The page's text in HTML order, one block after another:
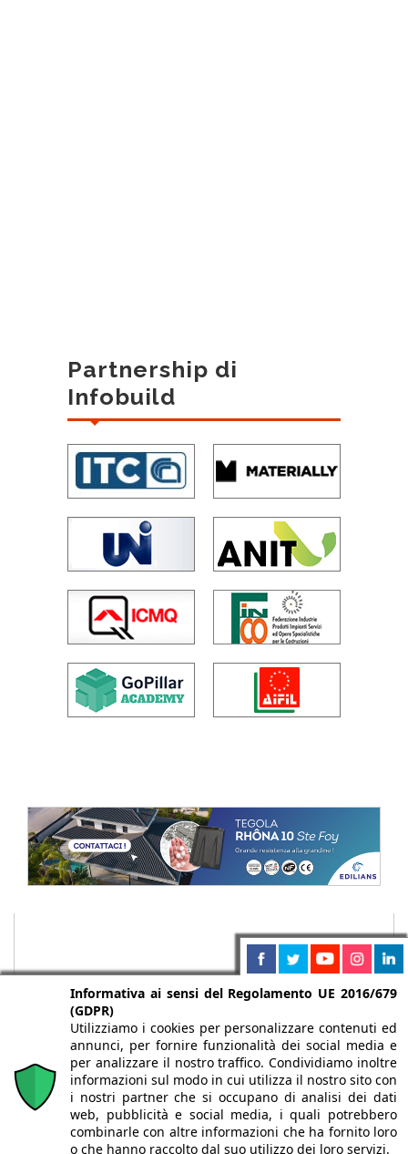
Partnership di
Infobuild
Chi siamo Autori Per la tua pubblicità
Iscriviti alla
newsletter
Informativa ai sensi del Regolamento UE 2016/679
(GDPR)
Utilizziamo i cookies per personalizzare contenuti ed
annunci, per fornire funzionalità dei social media e
per analizzare il nostro traffico. Condividiamo inoltre
informazioni sul modo in cui utilizza il nostro sito con
i nostri partner che si occupano di analisi dei dati
web, pubblicità e social media, i quali potrebbero
combinarle con altre informazioni che ha fornito loro
o che hanno raccolto dal suo utilizzo dei loro servizi.